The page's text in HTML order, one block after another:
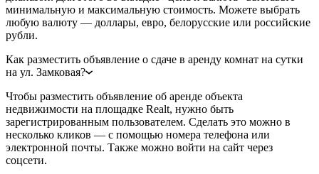
минимальную и максимальную стоимость. Можете выбрать
любую валюту — доллары, евро, белорусские или российские
рубли.
Как разместить объявление о сдаче в аренду комнат на сутки
на ул. Замковая?
Чтобы разместить объявление об аренде объекта
недвижимости на площадке Realt, нужно быть
зарегистрированным пользователем. Сделать это можно в
несколько кликов — с помощью номера телефона или
электронной почты. Также можно войти на сайт через
соцсети.